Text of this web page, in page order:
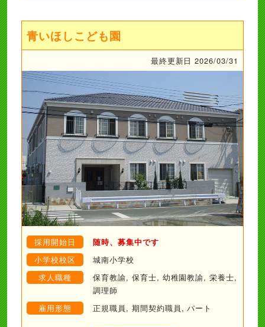
青いほしこども園
最終更新日 2026/03/31
採用開始日 随時、募集中です
小学校校区
城南小学校
求人職種
保育教諭, 保育士, 幼稚園教諭, 栄養士,
調理師
雇用形態
正規職員, 期間契約職員, パート